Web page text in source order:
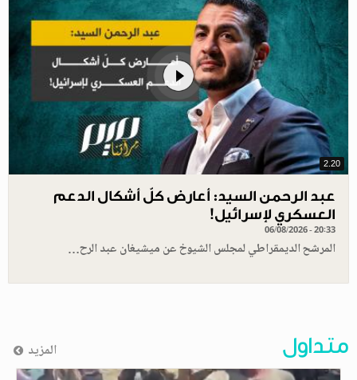
2.20
عبد الرحمن السيد: أعارض كلّ أشكال الدعم
العسكري لإسرائيل!
06/08/2026 - 20:33
المرشح الديمقراطي لمجلس الشيوخ عن ميشيغان عبد الرح…
متداول المزيد